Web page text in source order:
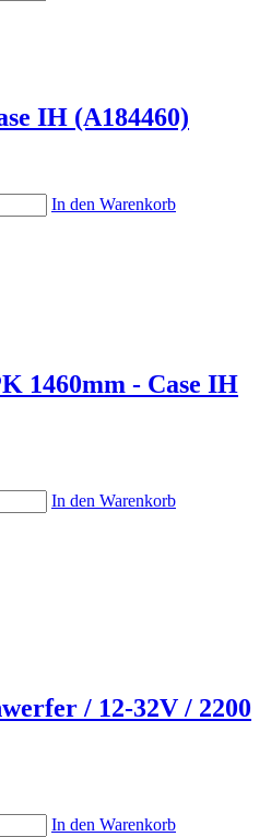
IH (A184460)
In den Warenkorb
1460mm - Case IH
In den Warenkorb
/ 12-32V / 2200
In den Warenkorb